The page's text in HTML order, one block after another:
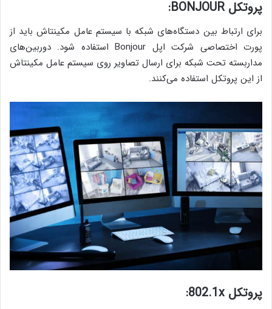
پروتکل BONJOUR:
برای ارتباط بین دستگاه‌های شبکه با سیستم عامل مکینتاش باید از
پورت اختصاصی شرکت اپل Bonjour استفاده شود. دوربین‌های
مداربسته تحت شبکه برای ارسال تصاویر روی سیستم عامل مکینتاش
از این پروتکل استفاده می‌کنند.
پروتکل 802.1x: